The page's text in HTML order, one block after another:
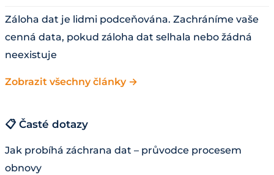
Záloha dat je lidmi podceňována. Zachráníme vaše
cenná data, pokud záloha dat selhala nebo žádná
neexistuje
Zobrazit všechny články →
📋 Časté dotazy
Jak probíhá záchrana dat – průvodce procesem
obnovy